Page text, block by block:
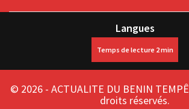
Langues
© 2026 - ACTUALITE DU BENIN
droits réservés.